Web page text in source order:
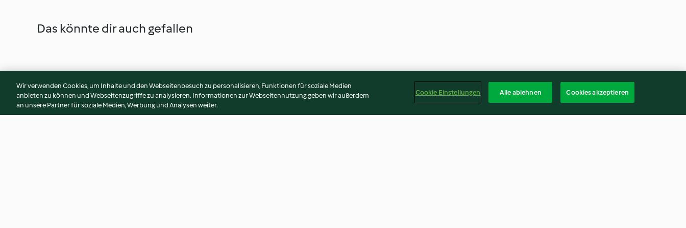
Das könnte dir auch gefallen
Wir verwenden Cookies, um Inhalte und den Webseitenbesuch zu personalisieren, Funktionen für soziale Medien
anbieten zu können und Webseitenzugriffe zu analysieren. Informationen zur Webseitennutzung geben wir außerdem
an unsere Partner für soziale Medien, Werbung und Analysen weiter.
Cookie Einstellungen Alle ablehnen Cookies akzeptieren